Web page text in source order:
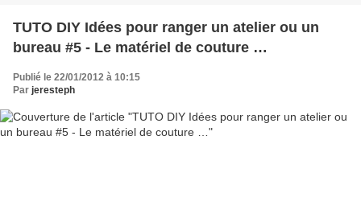
TUTO DIY Idées pour ranger un atelier ou un
bureau #5 - Le matériel de couture …
Publié le 22/01/2012 à 10:15
Par jeresteph